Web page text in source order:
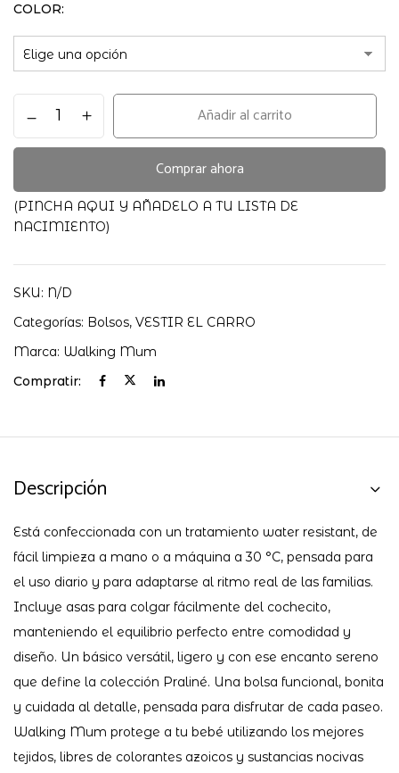
COLOR
BUCKET
PRALINÉ
WALKING
MUM
cantidad
Añadir al carrito
Comprar ahora
(PINCHA AQUI Y AÑADELO A TU LISTA DE
NACIMIENTO)
SKU: N/D
Categorías: Bolsos, VESTIR EL CARRO
Marca: Walking Mum
Compratir:
Descripción
Está confeccionada con un tratamiento water resistant, de
fácil limpieza a mano o a máquina a 30 °C, pensada para
el uso diario y para adaptarse al ritmo real de las familias.
Incluye asas para colgar fácilmente del cochecito,
manteniendo el equilibrio perfecto entre comodidad y
diseño. Un básico versátil, ligero y con ese encanto sereno
que define la colección Praliné. Una bolsa funcional, bonita
y cuidada al detalle, pensada para disfrutar de cada paseo.
Walking Mum protege a tu bebé utilizando los mejores
tejidos, libres de colorantes azoicos y sustancias nocivas